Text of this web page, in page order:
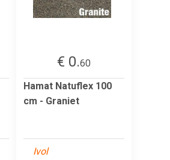
€ 0.60
Hamat Natuflex 100
cm - Graniet
Ivol